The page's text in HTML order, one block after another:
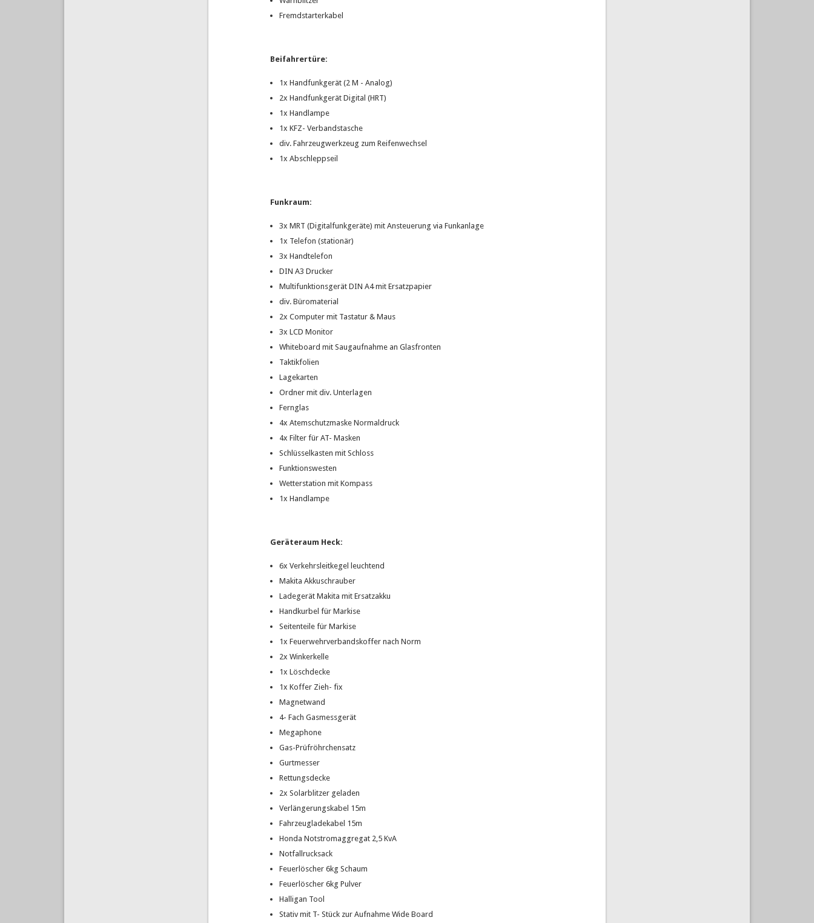
Fremdstarterkabel
Beifahrertüre:
1x Handfunkgerät (2 M - Analog)
2x Handfunkgerät Digital (HRT)
1x Handlampe
1x KFZ- Verbandstasche
div. Fahrzeugwerkzeug zum Reifenwechsel
1x Abschleppseil
Funkraum:
3x MRT (Digitalfunkgeräte) mit Ansteuerung via Funkanlage
1x Telefon (stationär)
3x Handtelefon
DIN A3 Drucker
Multifunktionsgerät DIN A4 mit Ersatzpapier
div. Büromaterial
2x Computer mit Tastatur & Maus
3x LCD Monitor
Whiteboard mit Saugaufnahme an Glasfronten
Taktikfolien
Lagekarten
Ordner mit div. Unterlagen
Fernglas
4x Atemschutzmaske Normaldruck
4x Filter für AT- Masken
Schlüsselkasten mit Schloss
Funktionswesten
Wetterstation mit Kompass
1x Handlampe
Geräteraum Heck:
6x Verkehrsleitkegel leuchtend
Makita Akkuschrauber
Ladegerät Makita mit Ersatzakku
Handkurbel für Markise
Seitenteile für Markise
1x Feuerwehrverbandskoffer nach Norm
2x Winkerkelle
1x Löschdecke
1x Koffer Zieh- fix
Magnetwand
4- Fach Gasmessgerät
Megaphone
Gas-Prüfröhrchensatz
Gurtmesser
Rettungsdecke
2x Solarblitzer geladen
Verlängerungskabel 15m
Fahrzeugladekabel 15m
Honda Notstromaggregat 2,5 KvA
Notfallrucksack
Feuerlöscher 6kg Schaum
Feuerlöscher 6kg Pulver
Halligan Tool
Stativ mit T- Stück zur Aufnahme Wide Board